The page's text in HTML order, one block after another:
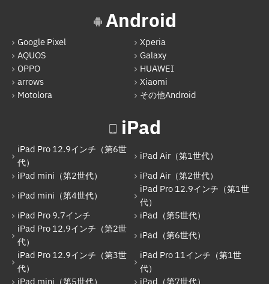
その他Android
iPad
iPad Pro 12.9インチ（第6世代）
iPad mini（第2世代）
iPad Air（第2世代）
iPad mini（第4世代）
iPad Pro 12.9インチ（第1世代）
iPad Pro 9.7インチ
iPad（第5世代）
iPad Pro 12.9インチ（第2世代）
Android
Google Pixel
Xperia
AQUOS
Galaxy
OPPO
HUAWEI
arrows
Xiaomi
Motolora
その他Android
iPad
iPad Pro 12.9インチ（第6世
代）
iPad Air（第1世代）
iPad mini（第2世代）
iPad Air（第2世代）
iPad mini（第4世代）
iPad Pro 12.9インチ（第1世
代）
iPad Pro 9.7インチ
iPad（第5世代）
iPad Pro 12.9インチ（第2世
代）
iPad（第6世代）
iPad Pro 12.9インチ（第3世
代）
iPad Pro 11インチ（第1世
代）